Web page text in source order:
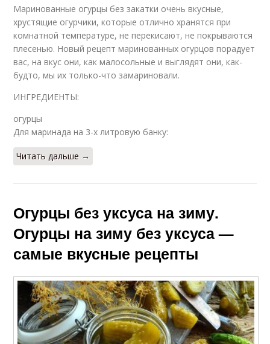
Маринованные огурцы без закатки очень вкусные,
хрустящие огурчики, которые отлично хранятся при
комнатной температуре, не перекисают, не покрываются
плесенью. Новый рецепт маринованных огурцов порадует
вас, на вкус они, как малосольные и выглядят они, как-
будто, мы их только-что замариновали.
ИНГРЕДИЕНТЫ:
огурцы
Для маринада на 3-х литровую банку:
Читать дальше →
Огурцы без уксуса на зиму.
Огурцы на зиму без уксуса —
самые вкусные рецепты